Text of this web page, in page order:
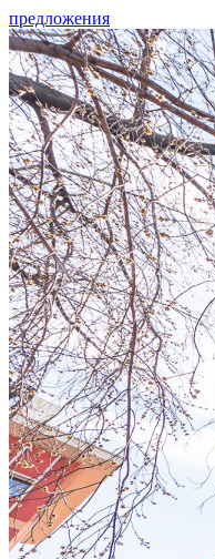
предложения